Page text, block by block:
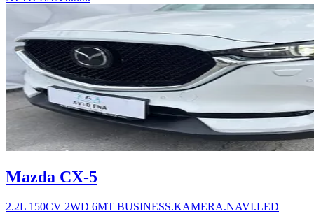
Mazda CX-5
2.2L 150CV 2WD 6MT BUSINESS.KAMERA.NAVI.LED